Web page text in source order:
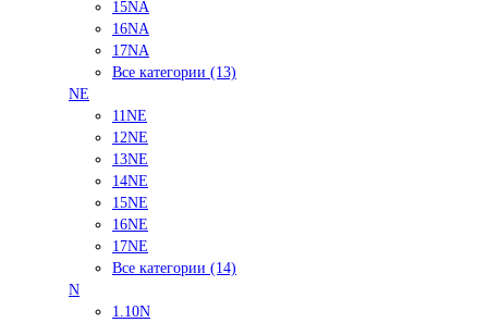
15NA
16NA
17NA
Все категории (13)
NE
11NE
12NE
13NE
14NE
15NE
16NE
17NE
Все категории (14)
N
1.10N